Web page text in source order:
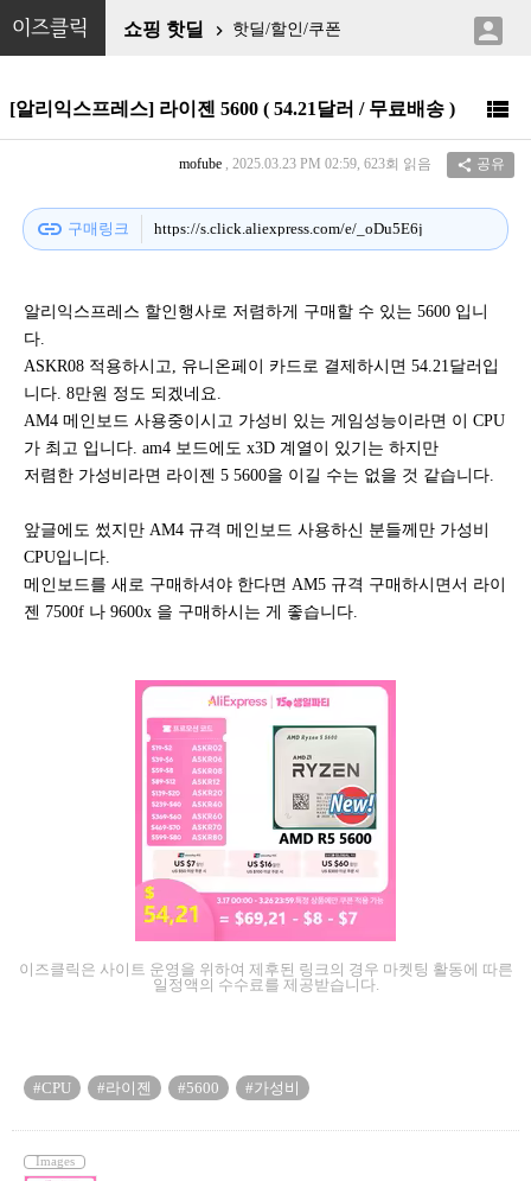
이즈클릭 쇼핑 핫딜  핫딜/할인/쿠폰 
[알리익스프레스] 라이젠 5600 ( 54.21달러 / 무료배송 ) 
mofube , 2025.03.23 PM 02:59, 623회 읽음  공유
link 구매링크 https://s.click.aliexpress.com/e/_oDu5E6j
알리익스프레스 할인행사로 저렴하게 구매할 수 있는 5600 입니
다.
ASKR08 적용하시고, 유니온페이 카드로 결제하시면 54.21달러입
니다. 8만원 정도 되겠네요.
AM4 메인보드 사용중이시고 가성비 있는 게임성능이라면 이 CPU
가 최고 입니다. am4 보드에도 x3D 계열이 있기는 하지만
저렴한 가성비라면 라이젠 5 5600을 이길 수는 없을 것 같습니다.
앞글에도 썼지만 AM4 규격 메인보드 사용하신 분들께만 가성비
CPU입니다.
메인보드를 새로 구매하셔야 한다면 AM5 규격 구매하시면서 라이
젠 7500f 나 9600x 을 구매하시는 게 좋습니다.
이즈클릭은 사이트 운영을 위하여 제후된 링크의 경우 마켓팅 활동에 따른
일정액의 수수료를 제공받습니다.
#CPU #라이젠 #5600 #가성비
Images